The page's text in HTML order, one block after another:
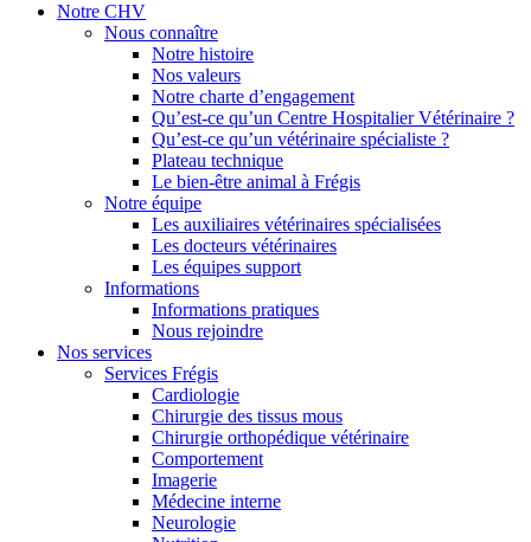
Notre CHV
Nous connaître
Notre histoire
Nos valeurs
Notre charte d’engagement
Qu’est-ce qu’un Centre Hospitalier Vétérinaire ?
Qu’est-ce qu’un vétérinaire spécialiste ?
Plateau technique
Le bien-être animal à Frégis
Notre équipe
Les auxiliaires vétérinaires spécialisées
Les docteurs vétérinaires
Les équipes support
Informations
Informations pratiques
Nous rejoindre
Nos services
Services Frégis
Cardiologie
Chirurgie des tissus mous
Chirurgie orthopédique vétérinaire
Comportement
Imagerie
Médecine interne
Neurologie